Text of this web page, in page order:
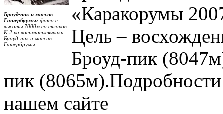
Броуд-пик и массив
Гашербрумы: фото с
высоты 7000м со склонов
К-2 на восьмитысячники
Броуд-пик и массив
Гашербрумы
«Каракорумы
Цель –
Броуд-пик
пик (8065м).Подробности
нашем сайте